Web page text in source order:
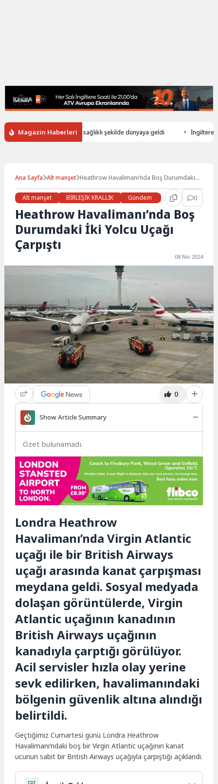
Magazin Haberleri
ölen annenin bebeği sağlıklı şekilde dünyaya geldi İngiltere’de
Ana Sayfa Alt manşet Heathrow Havalimanı’nda Boş Durumdaki
Alt manşet
BİRLEŞİK KRALLIK Gündem Haberler 0
Heathrow Havalimanı’nda Boş
Durumdaki İki Yolcu Uçağı
Çarpıştı
08 Nis 2024
0
Show Article Summary
Özet bulunamadı.
Londra Heathrow
Havalimanı’nda Virgin Atlantic
uçağı ile bir British Airways
uçağı arasında kanat çarpışması
meydana geldi. Sosyal medyada
dolaşan görüntülerde, Virgin
Atlantic uçağının kanadının
British Airways uçağının
kanadıyla çarptığı görülüyor.
Acil servisler hızla olay yerine
sevk edilirken, havalimanındaki
bölgenin güvenlik altına alındığı
belirtildi.
Geçtiğimiz Cumartesi günü Londra Heathrow
Havalimanı’ndaki boş bir Virgin Atlantic uçağının kanat
ucunun sabit bir British Airways uçağıyla çarpıştığı açıklandı.